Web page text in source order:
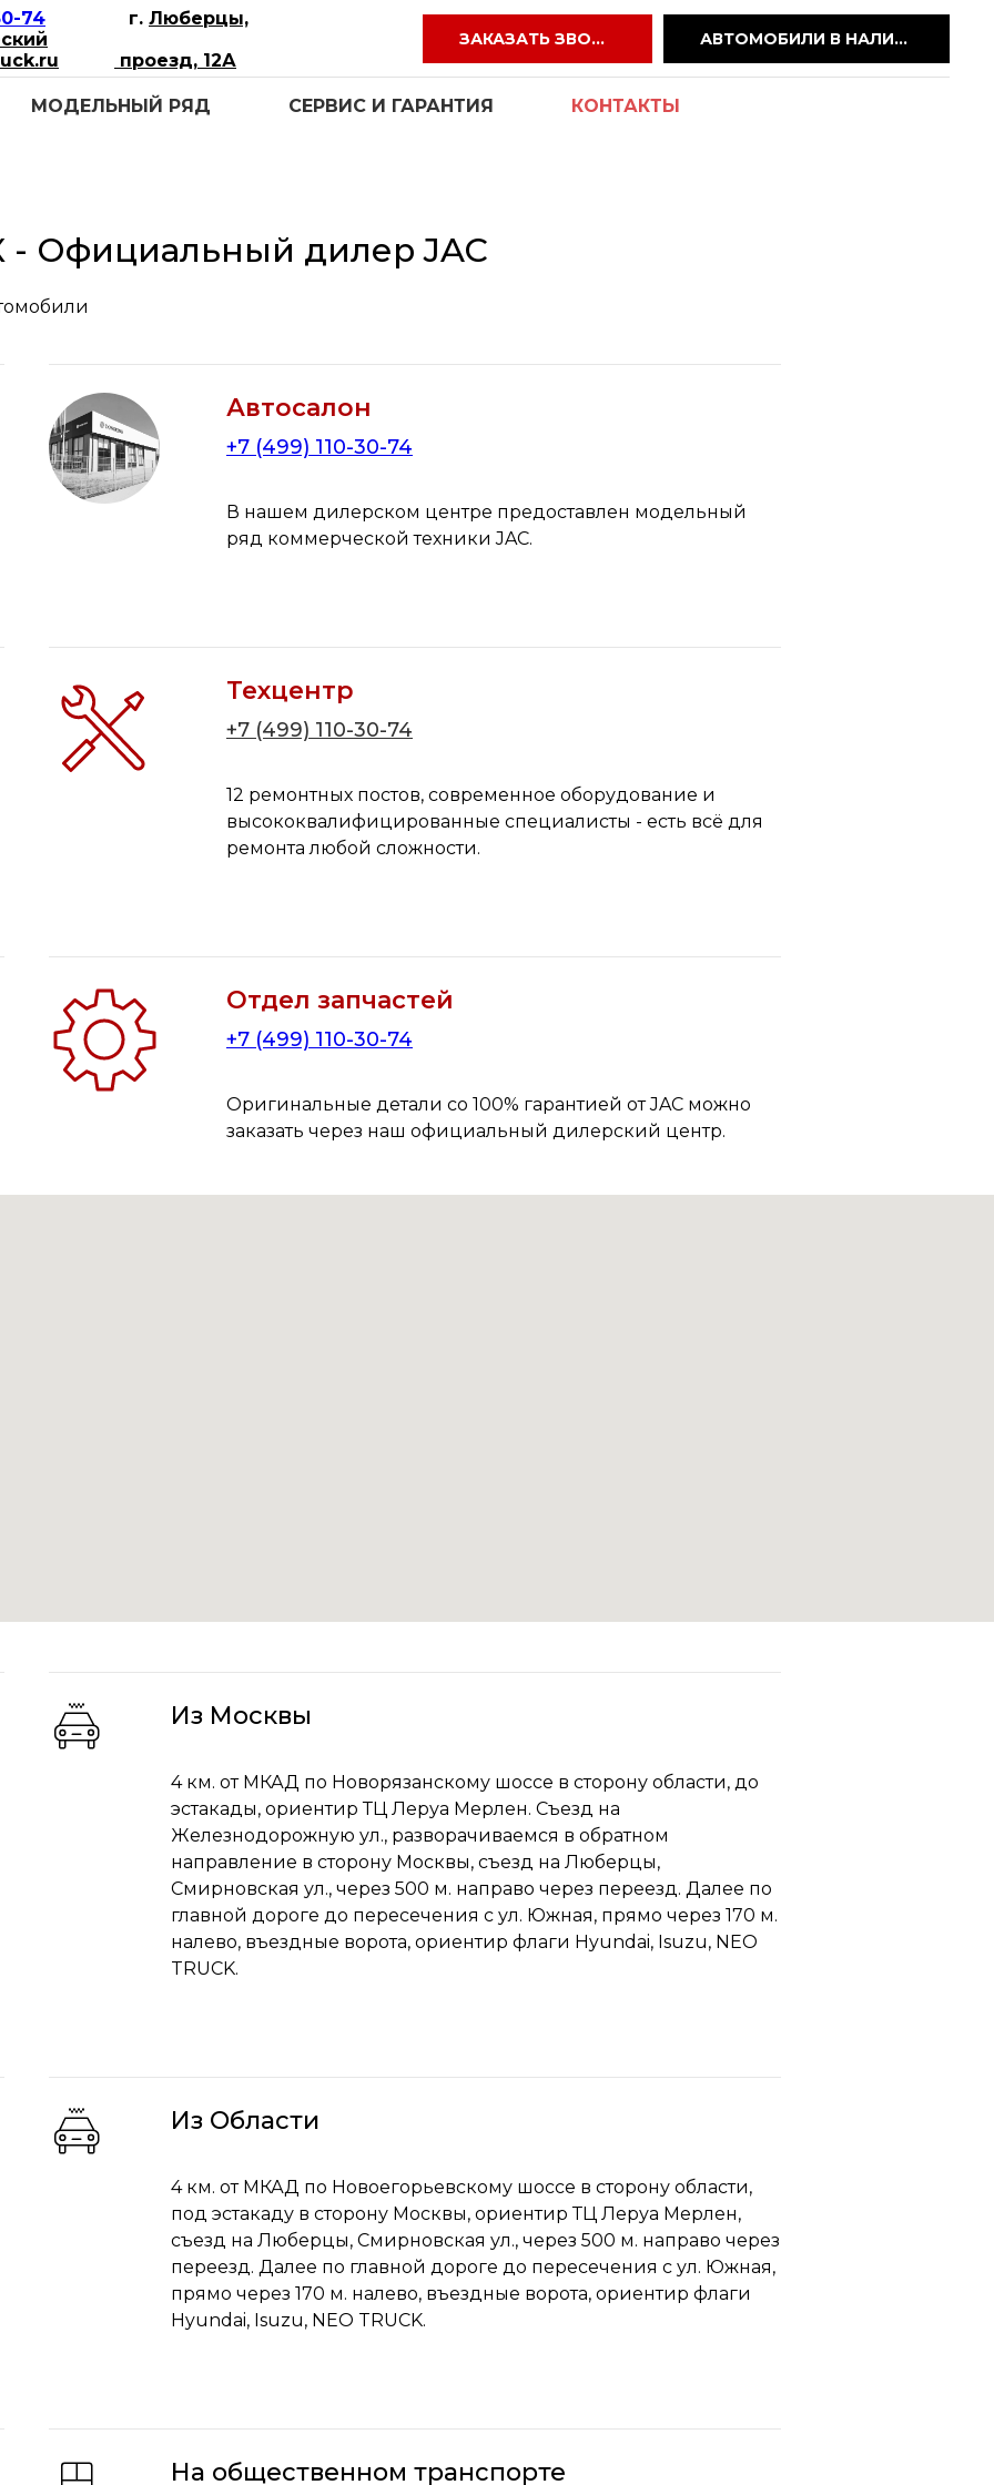
74 г. Люберцы,
проезд, 12А
ЗАКАЗАТЬ ЗВОНОК АВТОМОБИЛИ В НАЛИЧИИ
МОДЕЛЬНЫЙ РЯД СЕРВИС И ГАРАНТИЯ КОНТАКТЫ
Официальный дилер JAC
Автосалон
+7 (499) 110-30-74
В нашем дилерском центре предоставлен модельный
ряд коммерческой техники JAC.
Техцентр
+7 (499) 110-30-74
12 ремонтных постов, современное оборудование и
высококвалифицированные специалисты - есть всё для
ремонта любой сложности.
Отдел запчастей
+7 (499) 110-30-74
Оригинальные детали со 100% гарантией от JAC можно
заказать через наш официальный дилерский центр.
Из Москвы
4 км. от МКАД по Новорязанскому шоссе в сторону области, до
эстакады, ориентир ТЦ Леруа Мерлен. Съезд на
Железнодорожную ул., разворачиваемся в обратном
направление в сторону Москвы, съезд на Люберцы,
Смирновская ул., через 500 м. направо через переезд. Далее по
главной дороге до пересечения с ул. Южная, прямо через 170 м.
налево, въездные ворота, ориентир флаги Hyundai, Isuzu, NEO
TRUCK.
Из Области
4 км. от МКАД по Новоегорьевскому шоссе в сторону области,
под эстакаду в сторону Москвы, ориентир ТЦ Леруа Мерлен,
съезд на Люберцы, Смирновская ул., через 500 м. направо через
переезд. Далее по главной дороге до пересечения с ул. Южная,
прямо через 170 м. налево, въездные ворота, ориентир флаги
Hyundai, Isuzu, NEO TRUCK.
На общественном транспорте